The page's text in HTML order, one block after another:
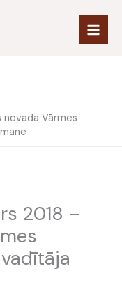
novada Vārmes
2018 –